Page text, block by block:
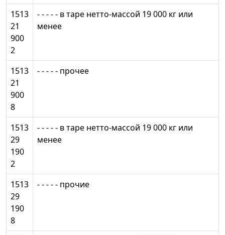
1513
21
900
2
- - - - - в таре нетто-массой 19 000 кг или
менее
1513
21
900
8
- - - - - прочее
1513
29
190
2
- - - - - в таре нетто-массой 19 000 кг или
менее
1513
29
190
8
- - - - - прочие